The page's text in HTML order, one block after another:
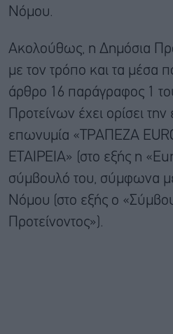
Νόμου.
Ακολούθως, η Δημόσια
με τον τρόπο και τα μέσα
άρθρο 16 παράγραφος 1
Προτείνων έχει ορίσει την
επωνυμία «ΤΡΑΠΕΖΑ
ΕΤΑΙΡΕΙΑ» (στο εξής η
σύμβουλό του, σύμφωνα
Νόμου (στο εξής ο
Προτείνοντος»).